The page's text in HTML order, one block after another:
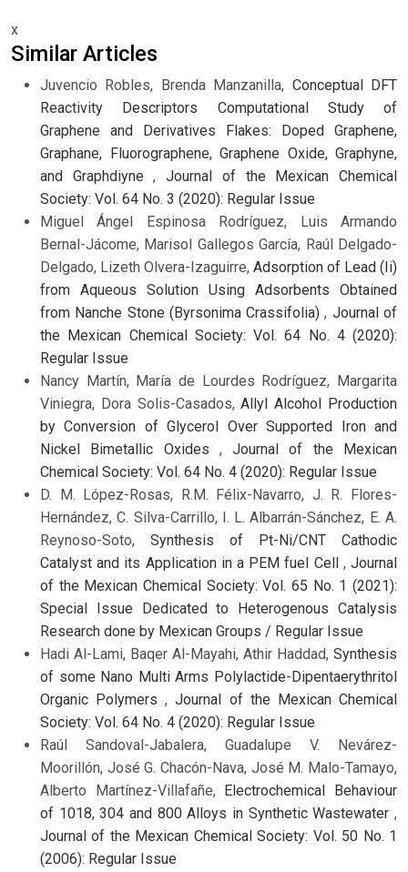
x
Similar Articles
Juvencio Robles, Brenda Manzanilla, Conceptual DFT
Reactivity Descriptors Computational Study of
Graphene and Derivatives Flakes: Doped Graphene,
Graphane, Fluorographene, Graphene Oxide, Graphyne,
and Graphdiyne,Journal of the Mexican Chemical
Society: Vol. 64 No. 3 (2020): Regular Issue
Miguel Ángel Espinosa Rodríguez, Luis Armando
Bernal-Jácome, Marisol Gallegos García, Raúl Delgado-
Delgado, Lizeth Olvera-Izaguirre, Adsorption of Lead (Ii)
from Aqueous Solution Using Adsorbents Obtained
from Nanche Stone (Byrsonima Crassifolia), Journal of
the Mexican Chemical Society: Vol. 64 No. 4 (2020):
Regular Issue
Nancy Martín, María de Lourdes Rodríguez, Margarita
Viniegra, Dora Solis-Casados,Allyl Alcohol Production
by Conversion of Glycerol Over Supported Iron and
Nickel Bimetallic Oxides ,Journal of the Mexican
Chemical Society: Vol. 64 No. 4 (2020): Regular Issue
D. M. López-Rosas, R.M. Félix-Navarro, J. R. Flores-
Hernández, C. Silva-Carrillo, I. L. Albarrán-Sánchez, E. A.
Reynoso-Soto, Synthesis of Pt-Ni/CNT Cathodic
Catalyst and its Application in a PEM fuel Cell ,Journal
of the Mexican Chemical Society: Vol. 65 No. 1 (2021):
Special Issue Dedicated to Heterogenous Catalysis
Research done by Mexican Groups / Regular Issue
Hadi Al-Lami, Baqer Al-Mayahi, Athir Haddad, Synthesis
of some Nano Multi Arms Polylactide-Dipentaerythritol
Organic Polymers,Journal of the Mexican Chemical
Society: Vol. 64 No. 4 (2020): Regular Issue
Raúl Sandoval-Jabalera, Guadalupe V. Nevárez-
Moorillón, José G. Chacón-Nava, José M. Malo-Tamayo,
Alberto Martínez-Villafañe, Electrochemical Behaviour
of 1018, 304 and 800 Alloys in Synthetic Wastewater ,
Journal of the Mexican Chemical Society: Vol. 50 No. 1
(2006): Regular Issue